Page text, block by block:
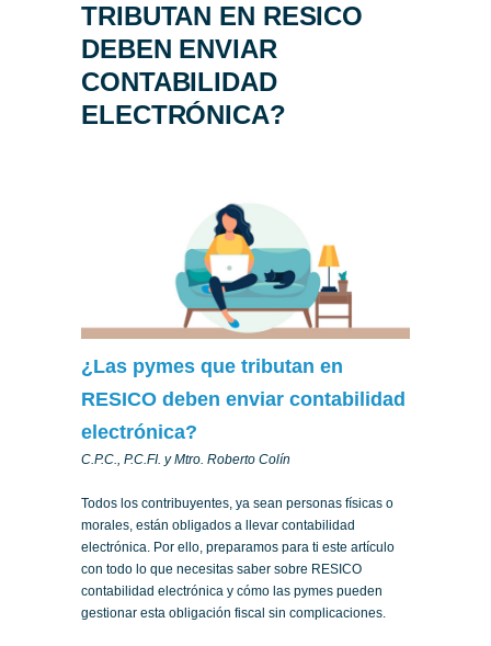
NUESTROS
EXPERTOS
TODO SOBRE
EL CFDI 4.0
TRIBUTAN EN RESICO
DEBEN ENVIAR
CONTABILIDAD
ELECTRÓNICA?
¿Las pymes que tributan en
RESICO deben enviar contabilidad
electrónica?
C.P.C., P.C.FI. y Mtro. Roberto Colín
Todos los contribuyentes, ya sean personas físicas o
morales, están obligados a llevar contabilidad
electrónica. Por ello, preparamos para ti este artículo
con todo lo que necesitas saber sobre RESICO
contabilidad electrónica y cómo las pymes pueden
gestionar esta obligación fiscal sin complicaciones.